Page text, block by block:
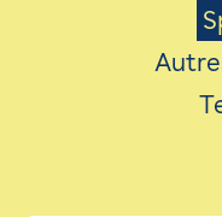
AVEC LES
LES